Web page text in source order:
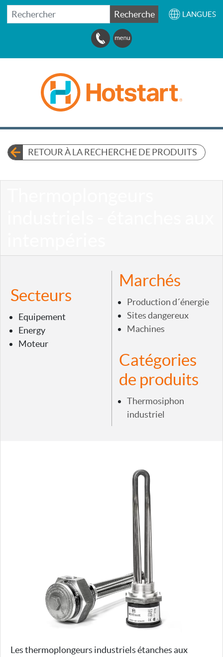
RECHERCHER Recherche LANGUES
RETOUR À LA RECHERCHE DE PRODUITS
Secteurs
Equipement
Energy
Moteur
Marchés
Production d´énergie
Sites dangereux
Machines
Catégories
de produits
Thermosiphon
industriel
Les thermoplongeurs industriels étanches aux